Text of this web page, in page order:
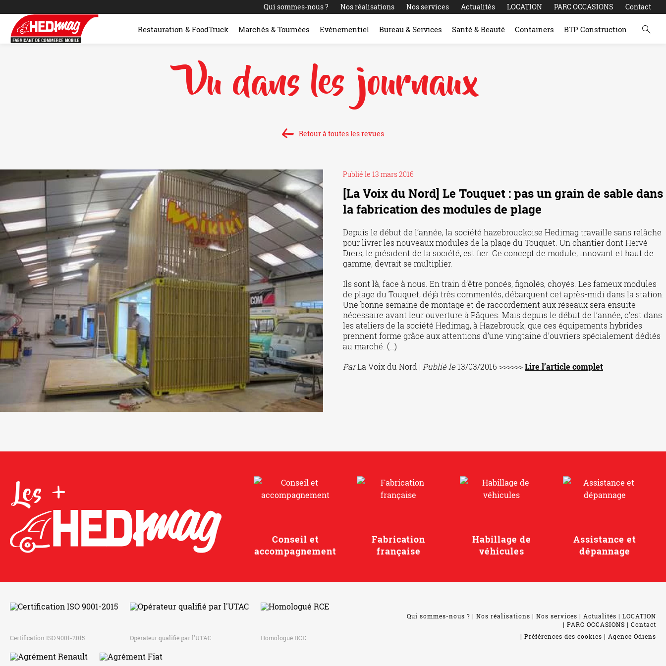
Qui sommes-nous ? Nos réalisations Nos services Actualités LOCATION PARC OCCASIONS Contact
Restauration & FoodTruck Marchés & Tournées Evènementiel Bureau & Services Santé & Beauté Containers BTP Construction
Vu dans les journaux
Retour à toutes les revues
Publié le 13 mars 2016
[La Voix du Nord] Le Touquet : pas un grain de sable dans
la fabrication des modules de plage
Depuis le début de l’année, la société hazebrouckoise Hedimag travaille sans relâche
pour livrer les nouveaux modules de la plage du Touquet. Un chantier dont Hervé
Diers, le président de la société, est fier. Ce concept de module, innovant et haut de
gamme, devrait se multiplier.
Ils sont là, face à nous. En train d’être poncés, fignolés, choyés. Les fameux modules
de plage du Touquet, déjà très commentés, débarquent cet après-midi dans la station.
Une bonne semaine de montage et de raccordement aux réseaux sera ensuite
nécessaire avant leur ouverture à Pâques. Mais depuis le début de l’année, c’est dans
les ateliers de la société Hedimag, à Hazebrouck, que ces équipements hybrides
prennent forme grâce aux attentions d’une vingtaine d’ouvriers spécialement dédiés
au marché. (…)
ParLa Voix du Nord | Publié le13/03/2016 >>>>>>Lire l’article complet
Les +
Conseil et
accompagnement
Fabrication
française
Habillage de
véhicules
Assistance et
dépannage
Certification ISO 9001-2015 Opérateur qualifié par l'UTAC Homologué RCE
Qui sommes-nous ? Nos réalisations Nos services Actualités
LOCATION
PARC OCCASIONS
Contact
Préférences des cookies
Agence Odiens